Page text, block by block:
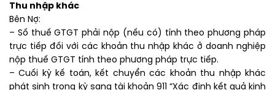
Thu nhập khác
Bên Nợ:
– Số thuế GTGT phải nộp (nếu có) tính theo phương pháp
trực tiếp đối với các khoản thu nhập khác ở doanh nghiệp
nộp thuế GTGT tính theo phương pháp trực tiếp.
– Cuối kỳ kế toán, kết chuyển các khoản thu nhập khác
phát sinh trong kỳ sang tài khoản 911 “Xác định kết quả kinh